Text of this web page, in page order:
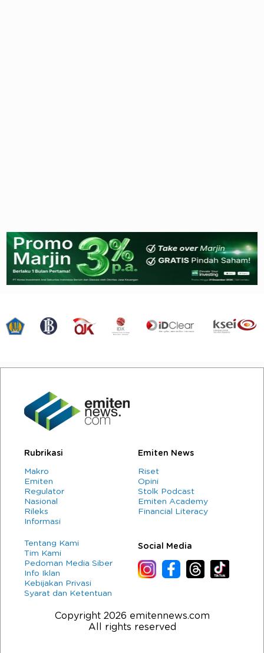
Rubrikasi
Makro
Emiten
Regulator
Nasional
Rileks
Informasi
Emiten News
Riset
Opini
Stolk Podcast
Emiten Academy
Financial Literacy
Tentang Kami
Tim Kami
Pedoman Media Siber
Info Iklan
Kebijakan Privasi
Syarat dan Ketentuan
Social Media
Copyright 2026 emitennews.com
All rights reserved